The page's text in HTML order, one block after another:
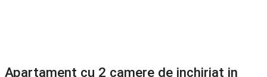
Apartament cu 2 camere de inchiriat in